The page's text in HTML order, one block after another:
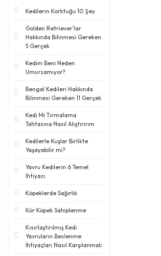
Kedilerin Korktuğu 10 Şey
Golden Retriever'lar
Hakkında Bilinmesi Gereken
5 Gerçek
Kedim Beni Neden
Umursamıyor?
Bengal Kedileri Hakkında
Bilinmesi Gereken 11 Gerçek
Kedi Mi Tırmalama
Tahtasına Nasıl Alıştırırım
Kedilerle Kuşlar Birlikte
Yaşayabilir mi?
Yavru Kedilerin 6 Temel
İhtiyacı
Köpeklerde Sağırlık
Kör Köpek Sahiplenme
Kısırlaştırılmış Kedi
Yavruların Beslenme
İhtiyaçları Nasıl Karşılanmalı